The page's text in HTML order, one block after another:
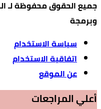
وبرمجة
سياسة الاستخدام
اتفاقية الاستخدام
عن الموقع
أعلي المراجعات